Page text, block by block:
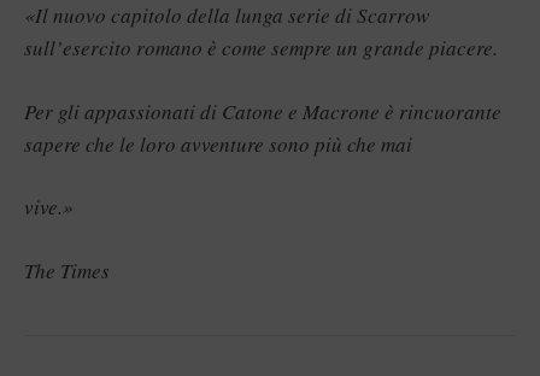
«Il nuovo capitolo della lunga serie di Scarrow
sull’esercito romano è come sempre un grande piacere.
Per gli appassionati di Catone e Macrone è rincuorante
sapere che le loro avventure sono più che mai
vive.»
The Times